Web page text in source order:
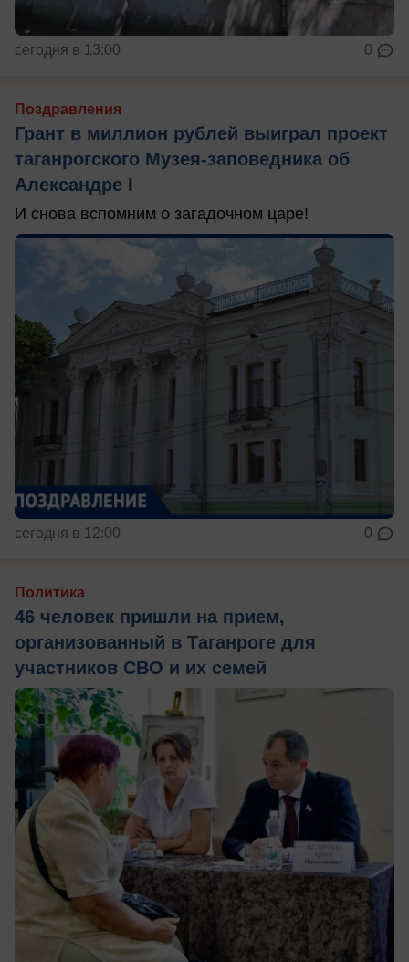
сегодня в 13:00 0
Поздравления
Грант в миллион рублей выиграл проект
таганрогского Музея-заповедника об
Александре I
И снова вспомним о загадочном царе!
сегодня в 12:00 0
Политика
46 человек пришли на прием,
организованный в Таганроге для
участников СВО и их семей